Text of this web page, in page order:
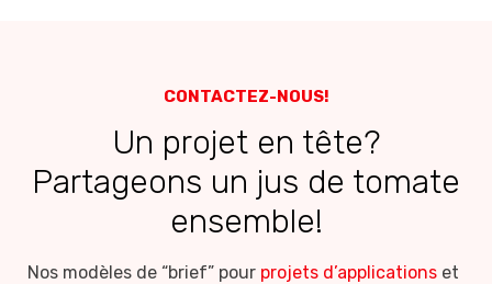
CONTACTEZ-NOUS!
Un projet en tête?
Partageons un jus de tomate
ensemble!
Nos modèles de “brief” pour projets d’applications et